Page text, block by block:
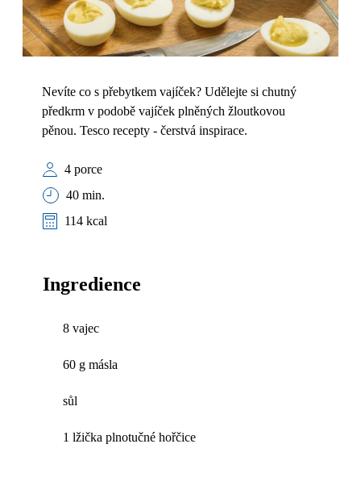
Nevíte co s přebytkem vajíček? Udělejte si chutný
předkrm v podobě vajíček plněných žloutkovou
pěnou. Tesco recepty - čerstvá inspirace.
4 porce
40 min.
114 kcal
Ingredience
8 vajec
60 g másla
sůl
1 lžička plnotučné hořčice